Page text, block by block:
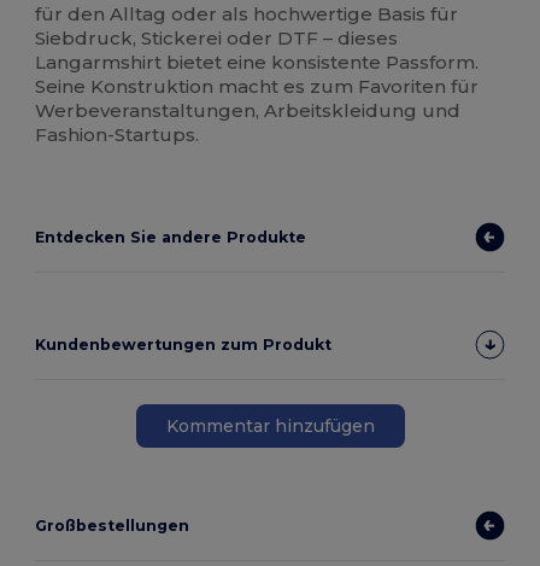
für den Alltag oder als hochwertige Basis für
Siebdruck, Stickerei oder DTF – dieses
Langarmshirt bietet eine konsistente Passform.
Seine Konstruktion macht es zum Favoriten für
Werbeveranstaltungen, Arbeitskleidung und
Fashion-Startups.
Entdecken Sie andere Produkte
Kundenbewertungen zum Produkt
Kommentar hinzufügen
Großbestellungen